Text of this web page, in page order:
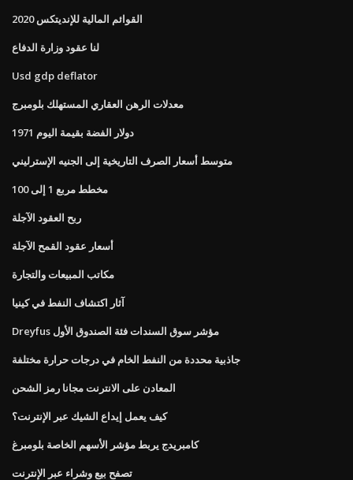
القوائم المالية للإنديتكس 2020
لنا عقود وزارة الدفاع
Usd gdp deflator
معدلات الرهن العقاري المستهلك بلومبرج
1971 دولار الفضة بقيمة اليوم
متوسط ​​أسعار الصرف التاريخية إلى الجنيه الإسترليني
مخطط مربع 1 إلى 100
ربح العقود الآجلة
أسعار عقود القمح الآجلة
مكاتب المبيعات والتجارة
آثار اكتشاف النفط في كينيا
Dreyfus مؤشر سوق السندات فئة الصندوق الأول
جاذبية محددة من النفط الخام في درجات حرارة مختلفة
المعادن على الانترنت مجانا رمز الشحن
كيف يعمل إيداع الشيك عبر الإنترنت؟
كامبريدج يربط مؤشر الأسهم الخاصة بلومبرغ
تصفح بيع وشراء عبر الإنترنت